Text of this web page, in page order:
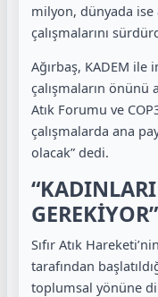
milyon, dünyada ise
çalışmalarını
Ağırbaş, KADEM
çalışmaların önünü
Atık Forumu ve
çalışmalarda ana
olacak” dedi.
GEREKİYOR”
Sıfır Atık
tarafından
toplumsal yönüne